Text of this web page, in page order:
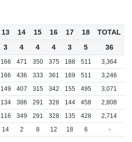
13 14 15 16 17 18
TOTAL
3 4 4 4 3 5 36
166 471 350 375 188 511
3,364
166 436 333 361 169 511
3,246
149 407 315 342 155 495
3,071
134 386 291 328 144 458
2,808
116 349 291 328 135 428
2,714
14 2 8 12 18 6 -